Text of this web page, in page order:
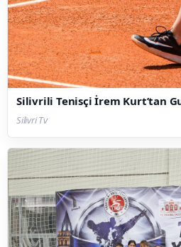
Silivrili Tenisçi İrem Kurt’tan
Silivri Tv